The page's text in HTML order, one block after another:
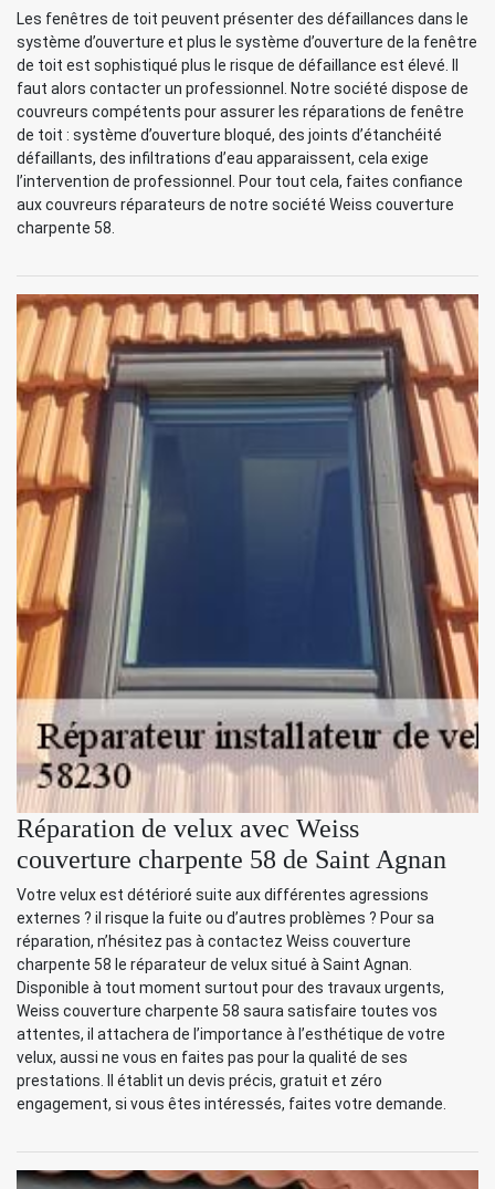
Les fenêtres de toit peuvent présenter des défaillances dans le
système d’ouverture et plus le système d’ouverture de la fenêtre
de toit est sophistiqué plus le risque de défaillance est élevé. Il
faut alors contacter un professionnel. Notre société dispose de
couvreurs compétents pour assurer les réparations de fenêtre
de toit : système d’ouverture bloqué, des joints d’étanchéité
défaillants, des infiltrations d’eau apparaissent, cela exige
l’intervention de professionnel. Pour tout cela, faites confiance
aux couvreurs réparateurs de notre société Weiss couverture
charpente 58.
Réparation de velux avec Weiss
couverture charpente 58 de Saint Agnan
Votre velux est détérioré suite aux différentes agressions
externes ? il risque la fuite ou d’autres problèmes ? Pour sa
réparation, n’hésitez pas à contactez Weiss couverture
charpente 58 le réparateur de velux situé à Saint Agnan.
Disponible à tout moment surtout pour des travaux urgents,
Weiss couverture charpente 58 saura satisfaire toutes vos
attentes, il attachera de l’importance à l’esthétique de votre
velux, aussi ne vous en faites pas pour la qualité de ses
prestations. Il établit un devis précis, gratuit et zéro
engagement, si vous êtes intéressés, faites votre demande.